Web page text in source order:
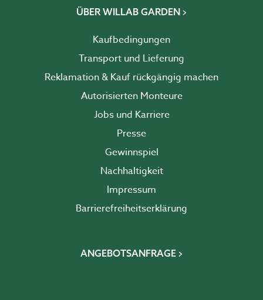
ÜBER WILLAB GARDEN
Kaufbedingungen
Transport und Lieferung
Reklamation & Kauf rückgängig machen
Autorisierten Monteure
Jobs und Karriere
Presse
Gewinnspiel
Nachhaltigkeit
Impressum
Barrierefreiheits­erklärung
ANGEBOTSANFRAGE